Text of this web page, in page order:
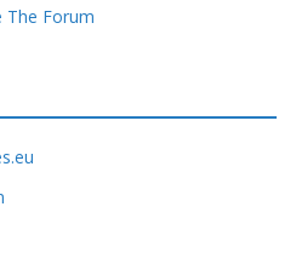
The Forum